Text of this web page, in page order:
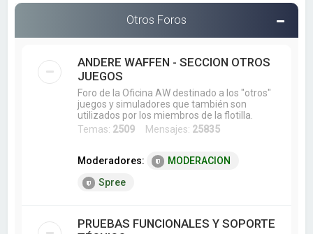
Otros Foros
ANDERE WAFFEN - SECCION OTROS
JUEGOS
Foro de la Oficina AW destinado a los "otros"
juegos y simuladores que también son
utilizados por los miembros de la flotilla.
Temas: 2509 Mensajes: 25835
Moderadores:
MODERACION
Spree
PRUEBAS FUNCIONALES Y SOPORTE